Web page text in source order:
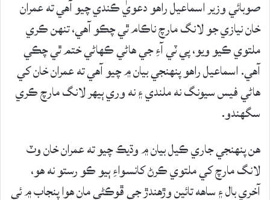
صوبائي وزير اسماعيل راهو دعويٰ ڪندي چيو آھي ته عمران
خان نيازي جو لانگ مارچ ناڪام ٿي چڪو آهي، تنھن ڪري
ملتوي ڪيو ويو، پي ٽي آءِ جي ھاڻي ڪهاڻي ختم ٿي چڪي
آهي. اسماعيل راهو پنهنجي بيان ۾ چيو آهي ته عمران خان کي
هاڻي فيس سيونگ نه ملندي ۽ نه وري ٻيھر لانگ مارچ ڪري
سگھندو.
ھن پنھنجي جاري ڪيل بيان ۾ وڌيڪ چيو ته عمران خان وٽ
لانگ مارچ کي ملتوي ڪرڻ کانسواءِ ٻيو ڪو رستو نه هو،
آخري بال ۽ ساھه تائين وڙهندڙ جي ڦوڪڻي مان هوا پنجاب ۾ ئي